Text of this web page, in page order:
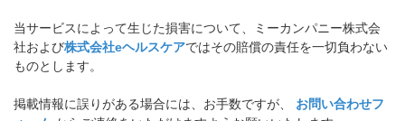
当サービスによって生じた損害について、ミーカンパニー株式会
社および株式会社eヘルスケアではその賠償の責任を一切負わない
ものとします。
掲載情報に誤りがある場合には、お手数ですが、 お問い合わせフ